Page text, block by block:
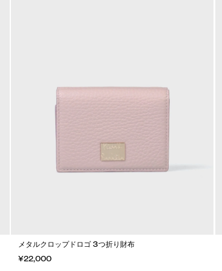
メタルクロップドロゴ 3つ折り財布
¥22,000